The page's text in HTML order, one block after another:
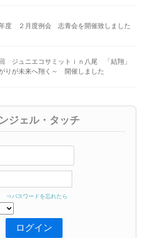
度 ２月度例会 志青会を開催致しました
ジュニエコサミットｉｎ八尾 「結翔」
りが未来へ翔く～ 開催しました
ジェル・タッチ
⇒パスワードを忘れたら